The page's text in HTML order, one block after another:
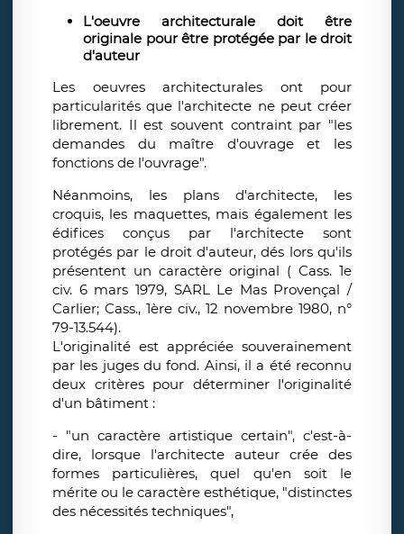
L'oeuvre architecturale doit être
originale pour être protégée par le droit
d'auteur
Les oeuvres architecturales ont pour
particularités que l'architecte ne peut créer
librement. Il est souvent contraint par "les
demandes du maître d'ouvrage et les
fonctions de l'ouvrage".
Néanmoins, les plans d'architecte, les
croquis, les maquettes, mais également les
édifices conçus par l'architecte sont
protégés par le droit d'auteur, dés lors qu'ils
présentent un caractère original ( Cass. 1e
civ. 6 mars 1979, SARL Le Mas Provençal /
Carlier; Cass., 1ère civ., 12 novembre 1980, n°
79-13.544).
L'originalité est appréciée souverainement
par les juges du fond. Ainsi, il a été reconnu
deux critères pour déterminer l'originalité
d'un bâtiment :
- "un caractère artistique certain", c'est-à-
dire, lorsque l'architecte auteur crée des
formes particulières, quel qu'en soit le
mérite ou le caractère esthétique, "distinctes
des nécessités techniques",